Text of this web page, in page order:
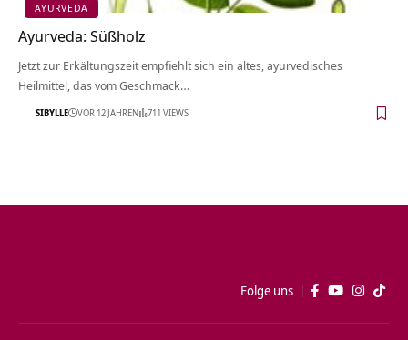
AYURVEDA
Ayurveda: Süßholz
Jetzt zur Erkältungszeit empfiehlt sich ein altes, ayurvedisches
Heilmittel, das vom Geschmack…
SIBYLLE VOR 12 JAHREN 711 VIEWS
Folge uns